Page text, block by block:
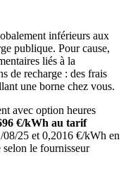
inférieurs aux
publique. Pour cause,
liés à la
de recharge : des frais
une borne chez vous.
avec option heures
€/kWh au tarif
08/25 et 0,2016 €/kWh en
le fournisseur